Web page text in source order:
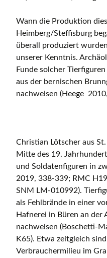
Wann die Produktion
Heimberg/Steffisburg
überall produziert
unserer Kenntnis.
Funde solcher
aus der bernischen
nachweisen (Heege
Christian Lötscher aus
Mitte des 19.
und Soldatenfiguren in
2019, 338-339; RMC
SNM LM-010992).
als Fehlbrände in einer
Hafnerei in Büren an der
nachweisen (Boschetti-
K65). Etwa zeitgleich
Verbrauchermilieu im